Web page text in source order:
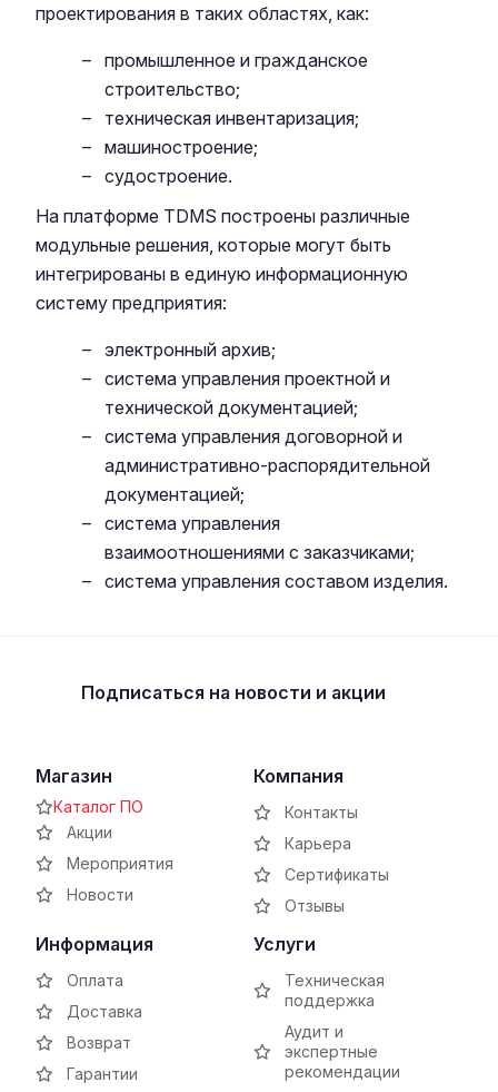
проектирования в таких областях, как:
промышленное и гражданское
строительство;
техническая инвентаризация;
машиностроение;
судостроение.
На платформе TDMS построены различные
модульные решения, которые могут быть
интегрированы в единую информационную
систему предприятия:
электронный архив;
система управления проектной и
технической документацией;
система управления договорной и
административно-распорядительной
документацией;
система управления
взаимоотношениями с заказчиками;
система управления составом изделия.
Подписаться на новости и акции
Магазин
Каталог ПО
Акции
Мероприятия
Новости
Компания
Контакты
Карьера
Сертификаты
Отзывы
Информация
Оплата
Доставка
Возврат
Гарантии
Услуги
Техническая
поддержка
Аудит и
экспертные
рекомендации